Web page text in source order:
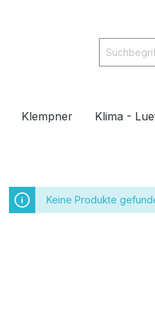
Klempner Klima -
Keine Produkte